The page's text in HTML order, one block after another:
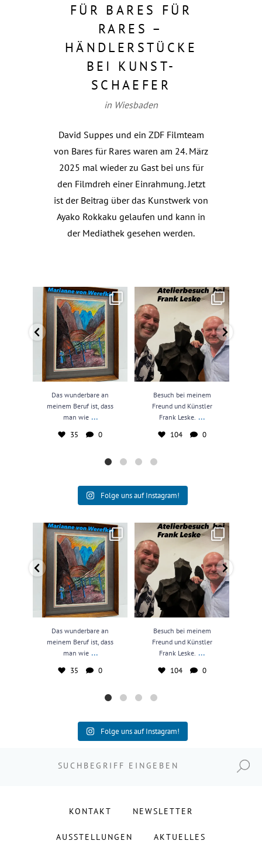
FÜR BARES FÜR
RARES –
HÄNDLERSTÜCKE
BEI KUNST-
SCHAEFER
in Wiesbaden
David Suppes und ein ZDF Filmteam
von Bares für Rares waren am 24. März
2025 mal wieder zu Gast bei uns für
den Filmdreh einer Einrahmung. Jetzt
ist der Beitrag über das Kunstwerk von
Ayako Rokkaku gelaufen und kann in
der Mediathek gesehen werden.
Das wunderbare an meinem
Beruf ist, dass man wie...
35 0
Das wunderbare an
meinem Beruf ist, dass
man wie ...
35 0
Besuch bei meinem Freund und
Künstler Frank Leske....
104 0
Besuch bei meinem
Freund und Künstler
Frank Leske. ...
104 0
Folge uns auf Instagram!
Das wunderbare an meinem
Beruf ist, dass man wie...
35 0
Das wunderbare an
meinem Beruf ist, dass
man wie ...
35 0
Besuch bei meinem Freund und
Künstler Frank Leske....
104 0
Besuch bei meinem
Freund und Künstler
Frank Leske. ...
104 0
Folge uns auf Instagram!
KONTAKT NEWSLETTER
AUSSTELLUNGEN AKTUELLES